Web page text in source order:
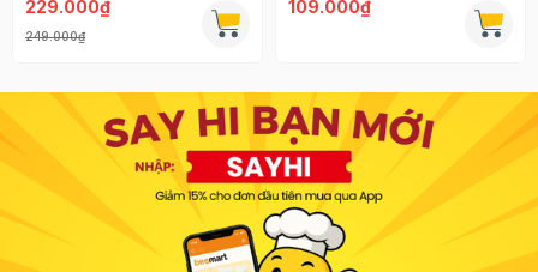
229.000₫
249.000₫
109.000₫